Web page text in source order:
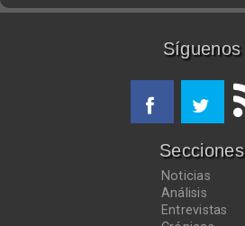
Síguenos
Secciones
Noticias
Análisis
Entrevistas